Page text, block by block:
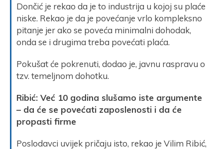
Dončić je rekao da je to industrija u kojoj su plaće
niske. Rekao je da je povećanje vrlo kompleksno
pitanje jer ako se poveća minimalni dohodak,
onda se i drugima treba povećati plaća.
Pokušat će pokrenuti, dodao je, javnu raspravu o
tzv. temeljnom dohotku.
Ribić: Već 10 godina slušamo iste argumente
– da će se povećati zaposlenosti i da će
propasti firme
Poslodavci uvijek pričaju isto, rekao je Vilim Ribić,